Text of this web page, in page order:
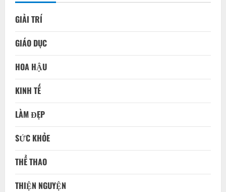
GIẢI TRÍ
GIÁO DỤC
HOA HẬU
KINH TẾ
LÀM ĐẸP
SỨC KHỎE
THỂ THAO
THIỆN NGUYỆN